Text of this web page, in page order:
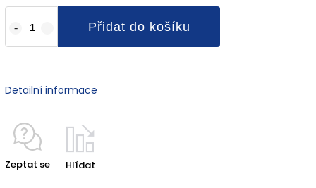
Přidat do košíku
Detailní informace
Zeptat se Hlídat